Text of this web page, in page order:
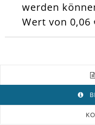
werden
Wert von 0,06